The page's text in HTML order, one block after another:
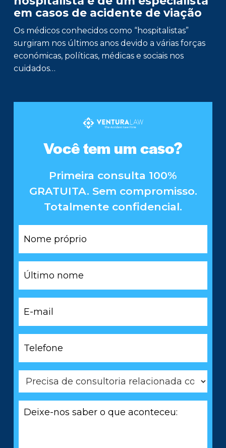
em casos de acidente de viação
Os médicos conhecidos como “hospitalistas”
surgiram nos últimos anos devido a várias forças
económicas, políticas, médicas e sociais nos
cuidados…
Você tem um caso?
Primeira consulta 100%
GRATUITA. Sem compromisso.
Totalmente confidencial.
próprio
*
nome
*
mail
*
de
relacionada
nos